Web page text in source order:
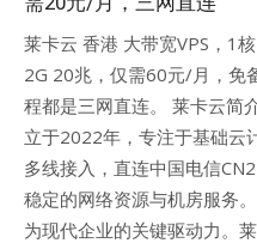
莱卡云 香港 大带宽VPS，1
2G 20兆，仅需60元/月，免
程都是三网直连。 莱卡云简
立于2022年，专注于基础云
多线接入，直连中国电信
稳定的网络资源与机房服务
为现代企业的关键驱动力。